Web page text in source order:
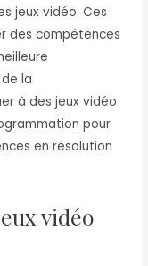
jeux vidéo. Ces
des compétences
la
à des jeux vidéo
pour
en résolution
vidéo